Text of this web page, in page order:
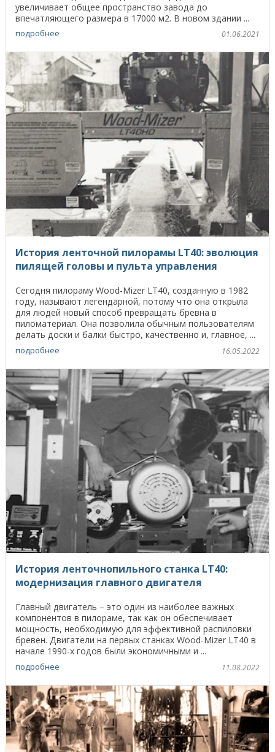
увеличивает общее пространство завода до
впечатляющего размера в 17000 м2. В новом здании ...
подробнее 01.06.2021
История ленточной пилорамы LT40: эволюция
пилящей головы и пульта управления
Сегодня пилораму Wood-Mizer LT40, созданную в 1982
году, называют легендарной, потому что она открыла
для людей новый способ превращать бревна в
пиломатериал. Она позволила обычным пользователям
делать доски и балки быстро, качественно и, главное, ...
подробнее 16.05.2022
История ленточнопильного станка LT40:
модернизация главного двигателя
Главный двигатель – это один из наиболее важных
компонентов в пилораме, так как он обеспечивает
мощность, необходимую для эффективной распиловки
бревен. Двигатели на первых станках Wood-Mizer LT40 в
начале 1990-х годов были экономичными и ...
подробнее 11.08.2022